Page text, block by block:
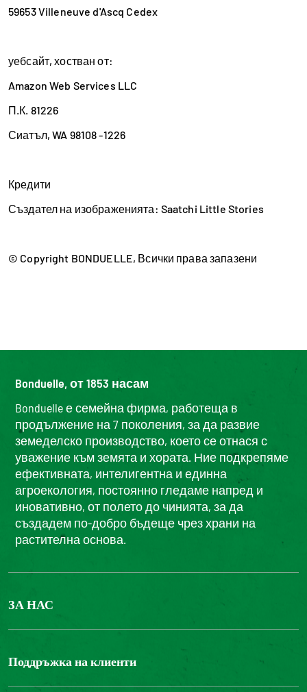
59653 Villeneuve d'Ascq Cedex
уебсайт, хостван от:
Amazon Web Services LLC
П.К. 81226
Сиатъл, WA 98108 -1226
Кредити
Създател на изображенията: Saatchi Little Stories
© Copyright BONDUELLE, Всички права запазени
Bonduelle, от 1853 насам
Bonduelle е семейна фирма, работеща в
продължение на 7 поколения, за да развие
земеделско производство, което се отнася с
уважение към земята и хората. Ние подкрепяме
ефективната, интелигентна и единна
агроекология, постоянно гледаме напред и
иновативно, от полето до чинията, за да
създадем по-добро бъдеще чрез храни на
растителна основа.
ЗА НАС
БОНДЮЕЛ ГРУП
Поддръжка на клиенти
Свържете се с нас